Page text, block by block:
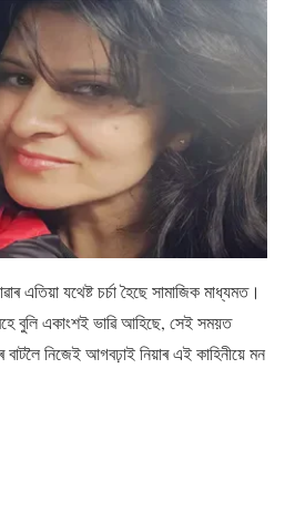
এতিয়া যথেষ্ট চৰ্চা হৈছে সামাজিক মাধ্যমত।
বুলি একাংশই ভাৱি আহিছে, সেই সময়ত
নিজেই আগবঢ়াই নিয়াৰ এই কাহিনীয়ে মন